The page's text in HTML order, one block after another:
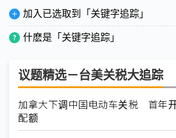
加入已选取到「关键字追踪」
什麽是「关键字追踪」
议题精选－台美关税大追踪
加拿大下调中国电动车关税 首年
配额